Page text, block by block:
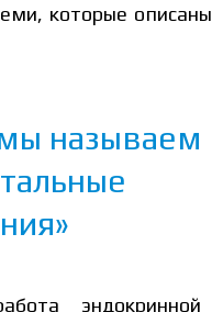
которые описаны
называем
эндокринной